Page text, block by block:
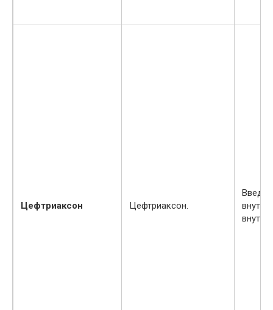
Цефтриаксон Цефтриаксон.